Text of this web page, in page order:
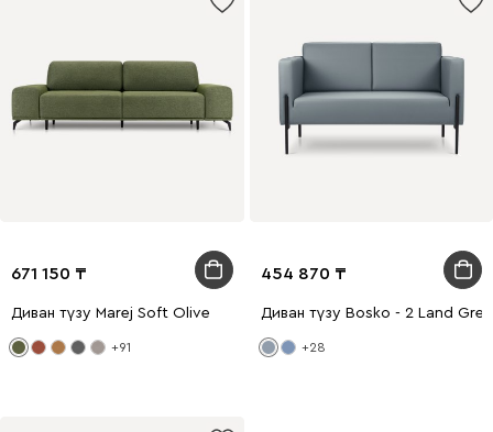
671 150
Диван түзу Marej Soft Olive
+91
454 870
Диван түзу Bosko - 2 Land Grey
+28